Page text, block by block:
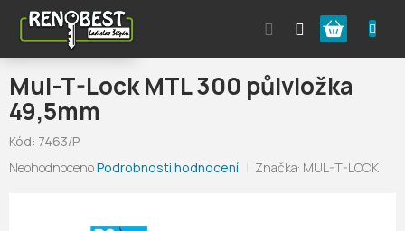
obsah
Nákupní
košík
Mul-T-Lock MTL 300 půlvložka
49,5mm
Kód: 7463/P
Průměrné
NeohodnocenoPodrobnosti hodnocení Značka: MUL-T-LOCK